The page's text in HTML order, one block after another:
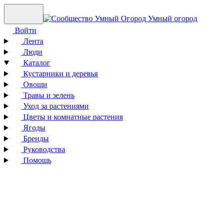
Умный огород
Войти
Лента
Люди
Каталог
Кустарники и деревья
Овощи
Травы и зелень
Уход за растениями
Цветы и комнатные растения
Ягоды
Бренды
Руководства
Помощь